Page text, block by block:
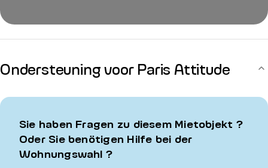
Ondersteuning voor Paris Attitude
Sie haben Fragen zu diesem Mietobjekt ?
Oder Sie benötigen Hilfe bei der
Wohnungswahl ?